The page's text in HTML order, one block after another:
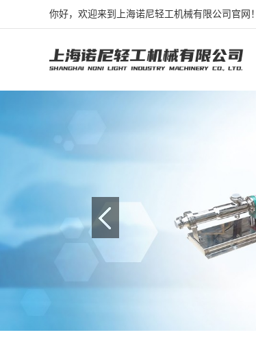
你好，欢迎来到上海诺尼轻工机械有限公司官网！